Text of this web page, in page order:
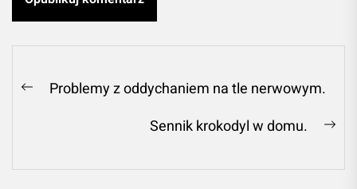
Nawigacja
PreviousProblemy z oddychaniem na tle nerwowym.
Sennik krokodyl w domu.